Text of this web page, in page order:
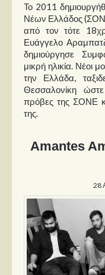
Το 2011
Νέων Ελλάδος
από τον τότε
Ευάγγελο
δημιούργησε
μικρή ηλικία. Νέοι
την Ελλάδα,
Θεσσαλονίκη
πρόβες της ΣΟΝΕ
της.
Amantes
28